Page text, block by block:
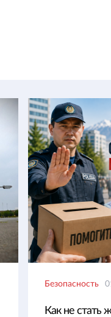
Безопасность
Как не стать